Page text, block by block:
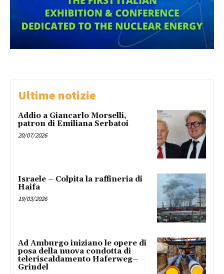
Ultime notizie
Addio a Giancarlo Morselli,
patron di Emiliana Serbatoi
20/07/2026
Israele – Colpita la raffineria di
Haifa
19/03/2026
Ad Amburgo iniziano le opere di
posa della nuova condotta di
teleriscaldamento Haferweg–
Grindel